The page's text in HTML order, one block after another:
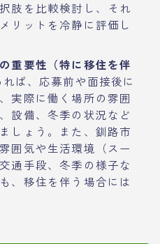
肢を比較検討し、それ
リットを冷静に評価し
重要性（特に移住を伴
ば、応募前や面接後に
実際に働く場所の雰囲
設備、冬季の状況など
しょう。また、釧路市
囲気や生活環境（スー
通手段、冬季の様子な
、移住を伴う場合には